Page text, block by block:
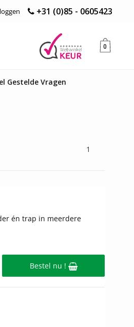
+31 (0)85 - 0605423
0
Gestelde Vragen
1
én trap in meerdere
Bestel nu !